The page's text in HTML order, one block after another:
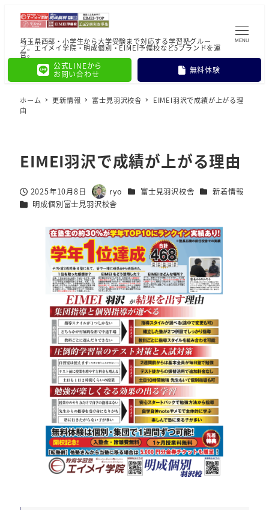
埼玉県西部・小学生から大学受験まで対応する学習塾グルー
プ。エイメイ学院・明成個別・EIMEI予備校など5ブランドを運
営。
公式LINEから
お問い合わせ
無料体験
MENU
ホーム 更新情報 富士見羽沢校舎
EIMEI羽沢で成績が上がる理
由
EIMEI羽沢で成績が上がる理由
投稿日2025年10月8日
著
者
ryo カテゴリー
富士見羽沢校舎 カテゴリー
新着情報
カテゴリー
明成個別富士見羽沢校舎